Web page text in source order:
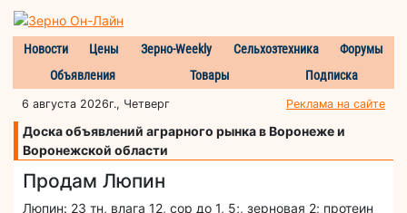
Новости Цены Зерно-Weekly Сельхозтехника
Форумы
Объявления
Товары Подписка
6 августа 2026г., Четверг Реклама на сайте
Доска объявлений аграрного рынка в Воронеже и
Воронежской области
Продам Люпин
Люпин: 23 тн, влага 12, сор до 1, 5;, зерновая 2; протеин